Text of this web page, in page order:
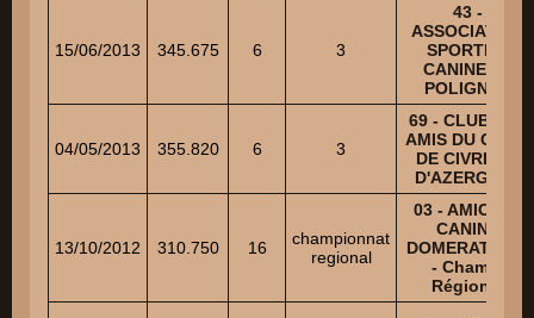
15/06/2013 345.675 6 3
43 -
ASSOCIATION
SPORTIVE
CANINE DE
POLIGNAC
04/05/2013 355.820 6 3
69 - CLUB DES
AMIS DU CHIEN
DE CIVRIEUX
D'AZERGUES
13/10/2012 310.750 16
championnat
regional
03 - AMICALE
CANINE
DOMERATOISE
- Champ.
Régional